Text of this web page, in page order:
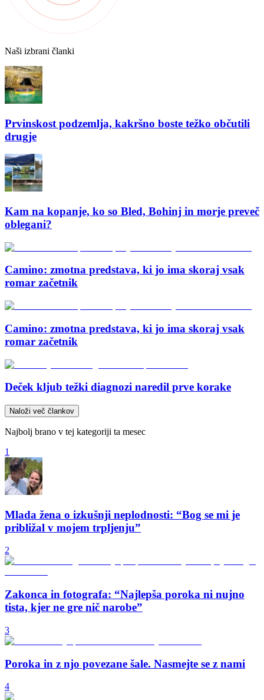
Naši izbrani članki
Prvinskost podzemlja, kakršno boste težko občutili
drugje
Kam na kopanje, ko so Bled, Bohinj in morje preveč
oblegani?
Camino: zmotna predstava, ki jo ima skoraj vsak
romar začetnik
Camino: zmotna predstava, ki jo ima skoraj vsak
romar začetnik
Deček kljub težki diagnozi naredil prve korake
Naloži več člankov
Najbolj brano v tej kategoriji ta mesec
1
Mlada žena o izkušnji neplodnosti: “Bog se mi je
približal v mojem trpljenju”
2
Zakonca in fotografa: “Najlepša poroka ni nujno
tista, kjer ne gre nič narobe”
3
Poroka in z njo povezane šale. Nasmejte se z nami
4